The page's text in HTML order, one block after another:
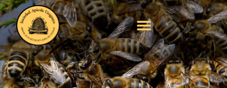
Encuentro Apícola
provincial – San